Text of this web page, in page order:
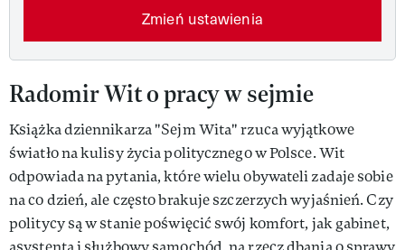
Zmień ustawienia
Radomir Wit o pracy w sejmie
Książka dziennikarza "Sejm Wita" rzuca wyjątkowe
światło na kulisy życia politycznego w Polsce. Wit
odpowiada na pytania, które wielu obywateli zadaje sobie
na co dzień, ale często brakuje szczerzych wyjaśnień. Czy
politycy są w stanie poświęcić swój komfort, jak gabinet,